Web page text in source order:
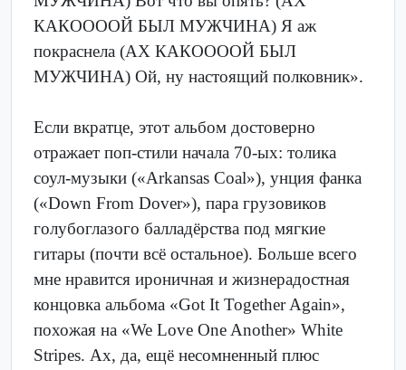
КАКООООЙ БЫЛ МУЖЧИНА) Я аж
покраснела (АХ КАКООООЙ БЫЛ
МУЖЧИНА) Ой, ну настоящий полковник».
Если вкратце, этот альбом достоверно
отражает поп-стили начала 70-ых: толика
соул-музыки («Arkansas Coal»), унция фанка
(«Down From Dover»), пара грузовиков
голубоглазого балладёрства под мягкие
гитары (почти всё остальное). Больше всего
мне нравится ироничная и жизнерадостная
концовка альбома «Got It Together Again»,
похожая на «We Love One Another» White
Stripes. Ах, да, ещё несомненный плюс